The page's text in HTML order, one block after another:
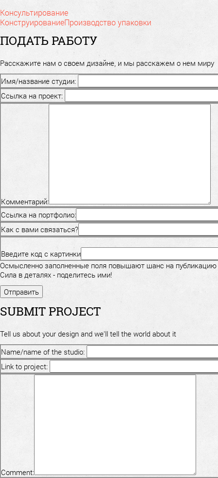
Консультирование
КонструированиеПроизводство упаковки
ПОДАТЬ РАБОТУ
Расскажите нам о своем дизайне, и мы расскажем о нем миру
Имя/название студии:
Ссылка на проект:
Комментарий:
Ссылка на портфолио:
Как с вами связаться?
Введите код с картинки
Осмысленно заполненные поля повышают шанс на публикацию
Сила в деталях - поделитесь ими!
SUBMIT PROJECT
Tell us about your design and we'll tell the world about it
Name/name of the studio:
Link to project:
Comment: